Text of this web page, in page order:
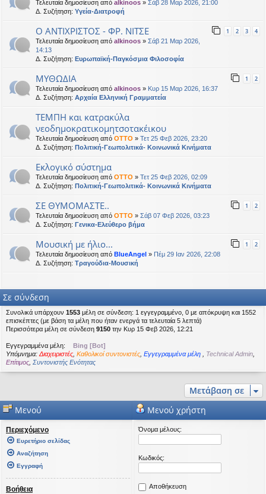
Τελευταία δημοσίευση από alkinoos » Σάβ 28 Μαρ 2026, 21:00
Δ. Συζήτηση: Υγεία-Διατροφή
Ο ΑΝΤΙΧΡΙΣΤΟΣ - ΦΡ. ΝΙΤΣΕ 1 2 3 4
Τελευταία δημοσίευση από alkinoos » Σάβ 21 Μαρ 2026,
14:13
Δ. Συζήτηση: Ευρωπαϊκή-Παγκόσμια Φιλοσοφία
ΜΥΘΩΔΙΑ 1 2
Τελευταία δημοσίευση από alkinoos » Κυρ 15 Μαρ 2026, 16:37
Δ. Συζήτηση: Αρχαία Ελληνική Γραμματεία
ΤΕΜΠΗ και κατρακύλα
νεοδημοκρατικομητσοτακέικου
Τελευταία δημοσίευση από OTTO » Τετ 25 Φεβ 2026, 23:20
Δ. Συζήτηση: Πολιτική-Γεωπολιτικά- Κοινωνικά Κινήματα
Εκλογικό σύστημα
Τελευταία δημοσίευση από OTTO » Τετ 25 Φεβ 2026, 02:09
Δ. Συζήτηση: Πολιτική-Γεωπολιτικά- Κοινωνικά Κινήματα
ΣΕ ΘΥΜΟΜΑΣΤΕ.. 1 2
Τελευταία δημοσίευση από OTTO » Σάβ 07 Φεβ 2026, 03:23
Δ. Συζήτηση: Γενικα-Ελεύθερο βήμα
Μουσική με ήλιο... 1 2
Τελευταία δημοσίευση από BlueAngel » Πέμ 29 Ιαν 2026, 22:08
Δ. Συζήτηση: Τραγούδια-Μουσική
Σε σύνδεση
Συνολικά υπάρχουν 1553 μέλη σε σύνδεση: 1 εγγεγραμμένο, 0 με απόκρυψη και 1552
επισκέπτες (με βάση τα μέλη που ήταν ενεργά τα τελευταία 5 λεπτά)
Περισσότερα μέλη σε σύνδεση 9150 την Κυρ 15 Φεβ 2026, 12:21
Εγγεγραμμένα μέλη:
Bing [Bot]
Υπόμνημα: Διαχειριστές Καθολικοί συντονιστές Εγγεγραμμένα μέλη Technical Admin
Επίτιμος Συντονιστής Ενότητας
Μετάβαση σε
Μενού
Περιεχόμενο
Ευρετήριο σελίδας
Αναζήτηση
Εγγραφή
Βοήθεια
Μενού χρήστη
Όνομα μέλους:
Κωδικός:
Αποθήκευση